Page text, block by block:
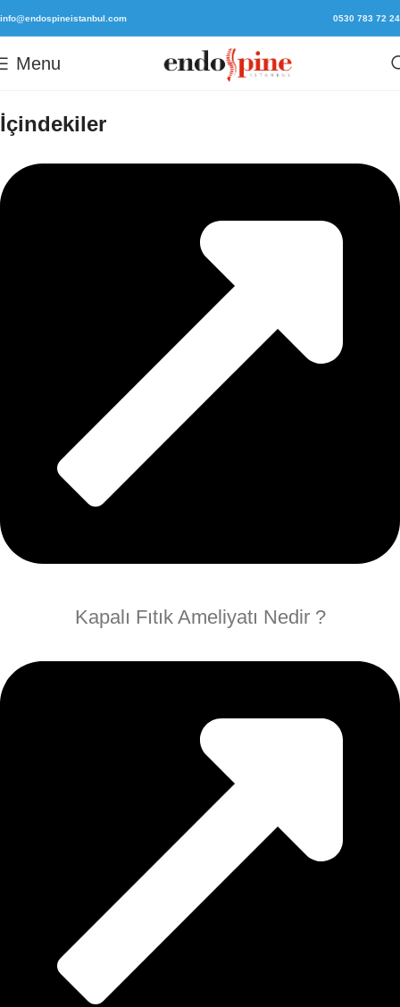
info@endospineistanbul.com 0530 783 72 24
Menu
İçindekiler
Kapalı Fıtık Ameliyatı Nedir ?